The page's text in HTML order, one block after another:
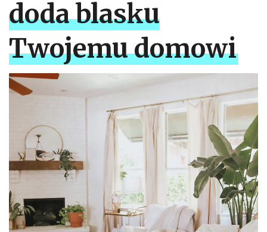
doda blasku
Twojemu domowi